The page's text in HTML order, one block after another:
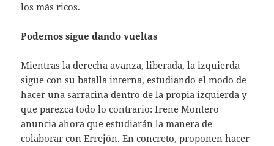
los más ricos.
Podemos sigue dando vueltas
Mientras la derecha avanza, liberada, la izquierda
sigue con su batalla interna, estudiando el modo de
hacer una sarracina dentro de la propia izquierda y
que parezca todo lo contrario: Irene Montero
anuncia ahora que estudiarán la manera de
colaborar con Errejón. En concreto, proponen hacer